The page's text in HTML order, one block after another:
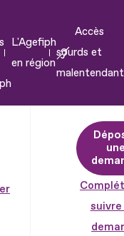
L'Agefiph
en région
Accès
sourds et
suivre